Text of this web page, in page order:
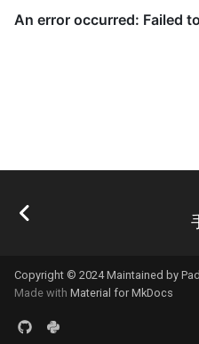
Copyright © 2024 Maintained by
Made with Material for MkDocs